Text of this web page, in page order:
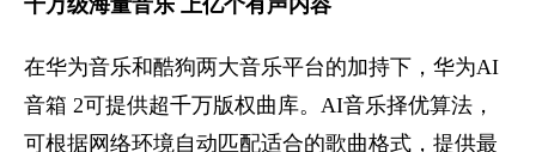
千万级海量音乐 上亿个有声内容
在华为音乐和酷狗两大音乐平台的加持下，华为AI
音箱 2可提供超千万版权曲库。AI音乐择优算法，
可根据网络环境自动匹配适合的歌曲格式，提供最